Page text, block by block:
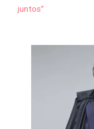
juntos”